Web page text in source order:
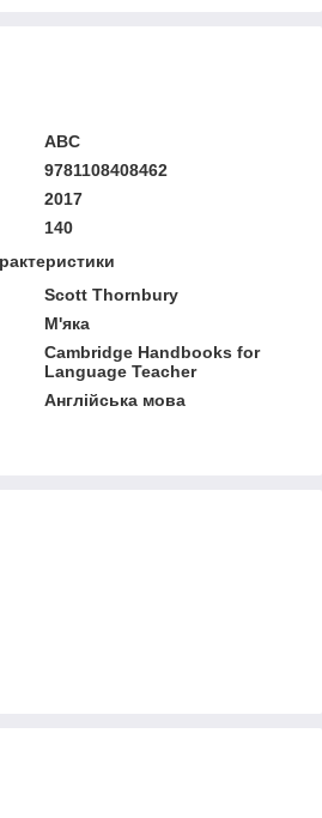
ABC
9781108408462
2017
140
Scott Thornbury
М'яка
Cambridge Handbooks for
Language Teacher
Англійська мова